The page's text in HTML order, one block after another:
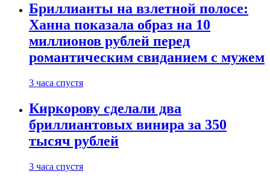
Бриллианты на взлетной полосе:
Ханна показала образ на 10
миллионов рублей перед
романтическим свиданием с мужем
3 часа спустя
Киркорову сделали два
бриллиантовых винира за 350
тысяч рублей
3 часа спустя